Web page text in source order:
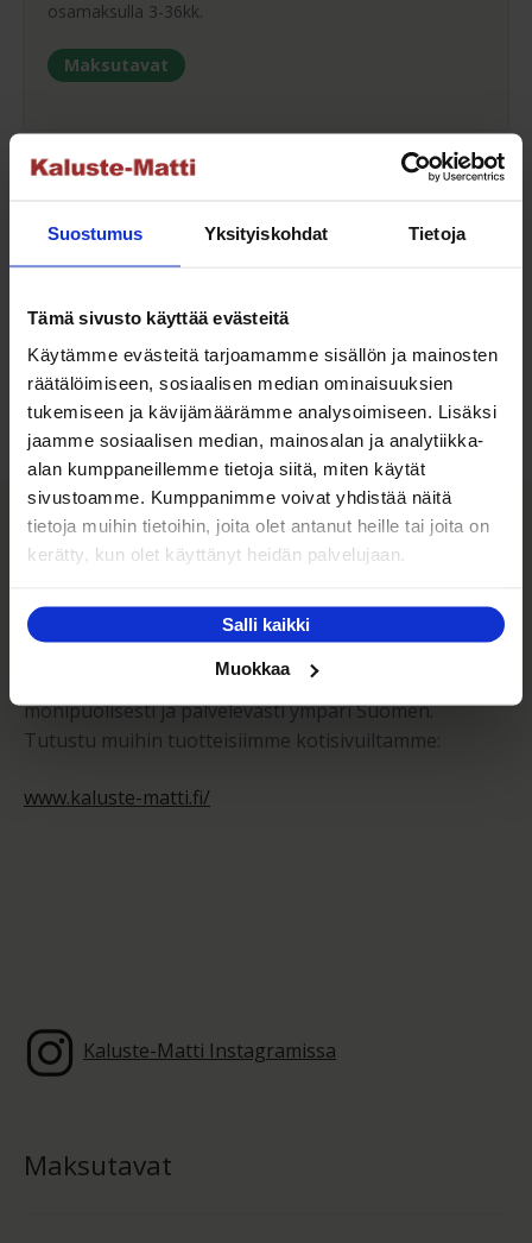
Suostumus Yksityiskohdat Tietoja
Tämä sivusto käyttää evästeitä
Käytämme evästeitä tarjoamamme sisällön ja mainosten
räätälöimiseen, sosiaalisen median ominaisuuksien
tukemiseen ja kävijämäärämme analysoimiseen. Lisäksi
jaamme sosiaalisen median, mainosalan ja analytiikka-
alan kumppaneillemme tietoja siitä, miten käytät
sivustoamme. Kumppanimme voivat yhdistää näitä
tietoja muihin tietoihin, joita olet antanut heille tai joita on
kerätty, kun olet käyttänyt heidän palvelujaan.
Salli kaikki
Muokkaa
osamaksulla 3-36kk.
Maksutavat
Kaluste-Matin oma kuljetus on turvallinen tapa
ehjänä perille - ja vieläpä sisäänkannettuna!
Kuljetuksen hinta Suomessa alk. 59€!
Kaluste-Matti Oy
perustettu huonekalujen vähittäis- sekä
tukkumyymälä. Toimintamme perustana on tarjota
kodin laadukkaita huonekaluja edullisesti,
monipuolisesti ja palvelevasti ympäri Suomen.
Tutustu muihin tuotteisiimme kotisivuiltamme:
www.kaluste-matti.fi/
Kaluste-Matti Instagramissa
Maksutavat